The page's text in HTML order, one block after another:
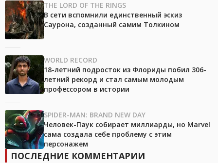
THE LORD OF THE RINGS
В сети вспомнили единственный эскиз
Саурона, созданный самим Толкином
WORLD RECORD
18-летний подросток из Флориды побил 306-
летний рекорд и стал самым молодым
профессором в истории
SPIDER-MAN: BRAND NEW DAY
Человек-Паук собирает миллиарды, но Marvel
сама создала себе проблему с этим
персонажем
ПОСЛЕДНИЕ КОММЕНТАРИИ